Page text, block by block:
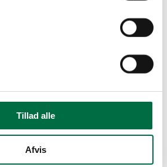
Tillad alle
Afvis